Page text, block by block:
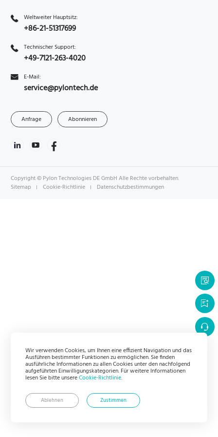
Wir verwenden Cookies, um Ihnen eine effizient Navigation und das
Ausführen bestimmter Funktionen zu ermöglichen. Sie finden
ausführliche Informationen zu allen Cookies unter den nachfolgend
aufgeführten Einwilligungskategorien. Für weitere Informationen
lesen Sie bitte unsereCookie-Richtlinie.
Zustimmen
Ablehnen
Weltweiter Hauptsitz:
+86-21-51317699
Technischer Support:
+49-7121-263-4020
E-Mail:
service@pylontech.de
Anfrage Abonnieren
Copyright © Pylon Technologies DE GmbH Alle Rechte vorbehalten.
Sitemap
Cookie-Richtlinie Datenschutzbestimmungen